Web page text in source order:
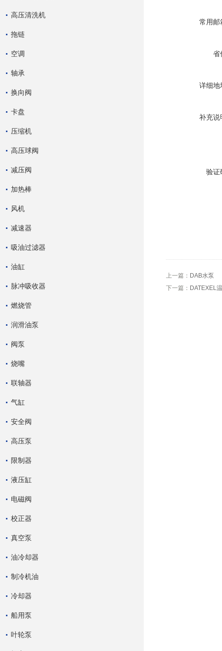
高压清洗机
拖链
空调
轴承
换向阀
卡盘
压缩机
高压球阀
减压阀
加热棒
风机
减速器
吸油过滤器
油缸
脉冲吸收器
燃烧管
润滑油泵
阀泵
烧嘴
联轴器
气缸
安全阀
高压泵
限制器
液压缸
电磁阀
校正器
真空泵
油冷却器
制冷机油
冷却器
船用泵
叶轮泵
常用邮
省
详细地
补充说
验证
上一篇： DAB水泵
下一篇： DATEXEL